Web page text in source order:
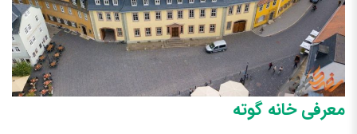
معرفی خانه گوته